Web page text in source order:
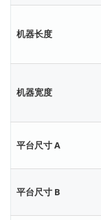
机器长度
机器宽度
平台尺寸 A
平台尺寸 B